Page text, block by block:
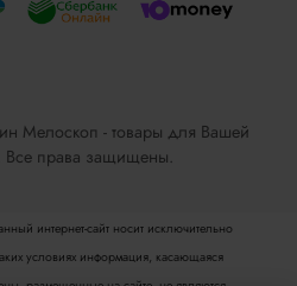
Мелоскоп - товары для Вашей
Все права защищены.
интернет-сайт носит исключительно
условиях информация, касающаяся